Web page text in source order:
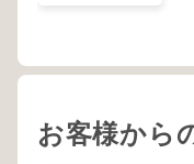
お客様から